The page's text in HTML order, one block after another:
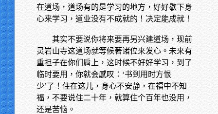
在道场，道场有的是学习的地方，好好歇下身
心来学习，道业没有不成就的！决定能成就！
其实不要说你将来要再另兴建道场，现前
灵岩山寺这道场就等候著诸位来发心。未来有
重担子在你们肩上，这时候不好好学习，到了
临时要用，你就会感叹：‘书到用时方恨
少’了！住在这儿，身心不安静，在福中不知
福，不要说住二十年，就算住个百年也没用，
还是苦恼。